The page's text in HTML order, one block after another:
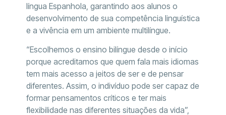
língua Espanhola, garantindo aos alunos o
desenvolvimento de sua competência linguística
e a vivência em um ambiente multilíngue.
“Escolhemos o ensino bilíngue desde o início
porque acreditamos que quem fala mais idiomas
tem mais acesso a jeitos de ser e de pensar
diferentes. Assim, o indivíduo pode ser capaz de
formar pensamentos críticos e ter mais
flexibilidade nas diferentes situações da vida”,